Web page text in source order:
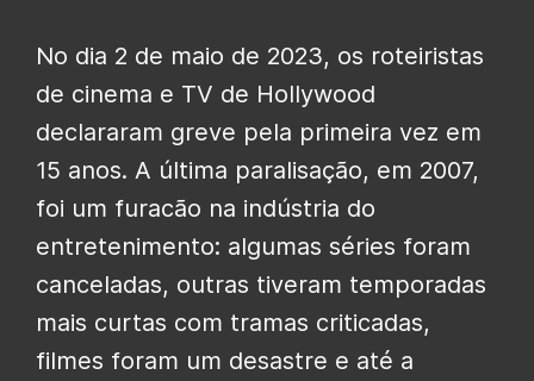
No dia 2 de maio de 2023, os roteiristas
de cinema e TV de Hollywood
declararam greve pela primeira vez em
15 anos. A última paralisação, em 2007,
foi um furacão na indústria do
entretenimento: algumas séries foram
canceladas, outras tiveram temporadas
mais curtas com tramas criticadas,
filmes foram um desastre e até a